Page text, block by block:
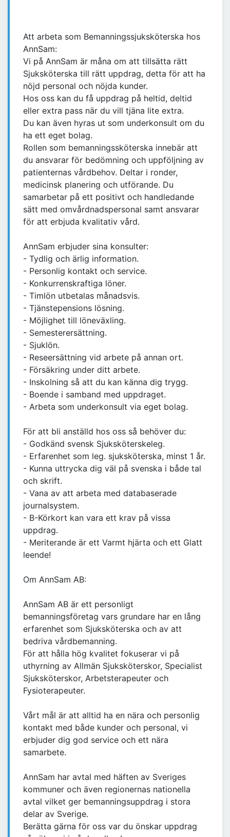
Att arbeta som Bemanningssjuksköterska hos
AnnSam:
Vi på AnnSam är måna om att tillsätta rätt
Sjuksköterska till rätt uppdrag, detta för att ha
nöjd personal och nöjda kunder.
Hos oss kan du få uppdrag på heltid, deltid
eller extra pass när du vill tjäna lite extra.
Du kan även hyras ut som underkonsult om du
ha ett eget bolag.
Rollen som bemanningssköterska innebär att
du ansvarar för bedömning och uppföljning av
patienternas vårdbehov. Deltar i ronder,
medicinsk planering och utförande. Du
samarbetar på ett positivt och handledande
sätt med omvårdnadspersonal samt ansvarar
för att erbjuda kvalitativ vård.
AnnSam erbjuder sina konsulter:
- Tydlig och ärlig information.
- Personlig kontakt och service.
- Konkurrenskraftiga löner.
- Timlön utbetalas månadsvis.
- Tjänstepensions lösning.
- Möjlighet till löneväxling.
- Semesterersättning.
- Sjuklön.
- Reseersättning vid arbete på annan ort.
- Försäkring under ditt arbete.
- Inskolning så att du kan känna dig trygg.
- Boende i samband med uppdraget.
- Arbeta som underkonsult via eget bolag.
För att bli anställd hos oss så behöver du:
- Godkänd svensk Sjuksköterskeleg.
- Erfarenhet som leg. sjuksköterska, minst 1 år.
- Kunna uttrycka dig väl på svenska i både tal
och skrift.
- Vana av att arbeta med databaserade
journalsystem.
- B-Körkort kan vara ett krav på vissa
uppdrag.
- Meriterande är ett Varmt hjärta och ett Glatt
leende!
Om AnnSam AB:
AnnSam AB är ett personligt
bemanningsföretag vars grundare har en lång
erfarenhet som Sjuksköterska och av att
bedriva vårdbemanning.
För att hålla hög kvalitet fokuserar vi på
uthyrning av Allmän Sjuksköterskor, Specialist
Sjuksköterskor, Arbetsterapeuter och
Fysioterapeuter.
Vårt mål är att alltid ha en nära och personlig
kontakt med både kunder och personal, vi
erbjuder dig god service och ett nära
samarbete.
AnnSam har avtal med häften av Sveriges
kommuner och även regionernas nationella
avtal vilket ger bemanningsuppdrag i stora
delar av Sverige.
Berätta gärna för oss var du önskar uppdrag